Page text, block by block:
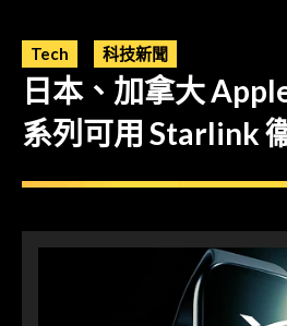
Tech 科技新聞
日本、加拿大
系列可用 Starlink